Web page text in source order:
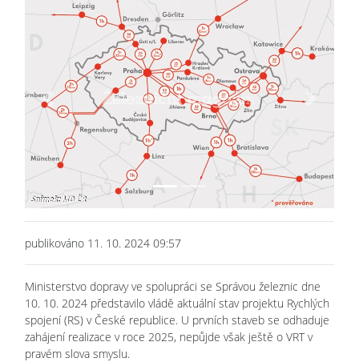
Previous Next
publikováno 11. 10. 2024 09:57
Ministerstvo dopravy ve spolupráci se Správou železnic dne
10. 10. 2024 představilo vládě aktuální stav projektu Rychlých
spojení (RS) v České republice. U prvních staveb se odhaduje
zahájení realizace v roce 2025, nepůjde však ještě o VRT v
pravém slova smyslu.